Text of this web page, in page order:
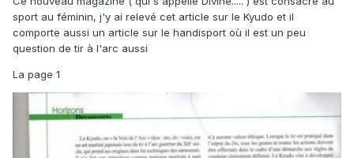
sport au féminin, j'y ai relevé cet article sur le Kyudo et il
comporte aussi un article sur le handisport où il est un peu
question de tir à l'arc aussi
La page 1